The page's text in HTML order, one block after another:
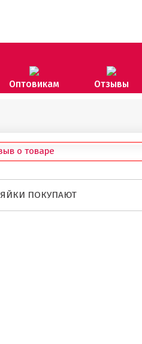
Оптовикам Отзывы
о товаре
ПОКУПАЮТ